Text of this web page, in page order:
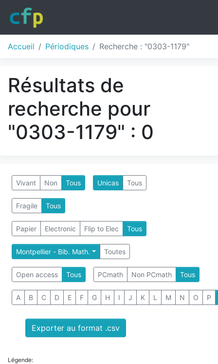
Accueil Périodiques Recherche : "0303-1179"
Résultats de
recherche pour
"0303-1179" : 0
Vivant Non Tous Unicas Tous
Fragile Tous
Papier Electronic Flip to Elec Tous
Montpellier - Bib. Math. Toutes
Open access Tous PCmath Non PCmath Tous
A B C D E F G H I J K L M N O P
Exporter au format .csv
Légende: